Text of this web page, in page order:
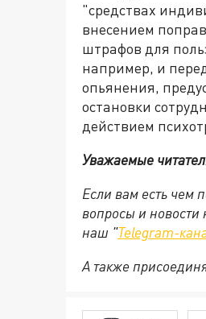
"средствах
внесением
штрафов для
например, и
опьянения,
остановки
действием
Уважаемые
Если вам есть чем
вопросы и новости
наш "Telegram-
А также